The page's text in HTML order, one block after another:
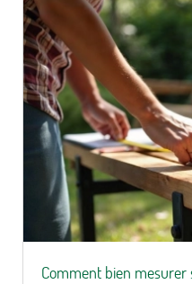
Comment bien